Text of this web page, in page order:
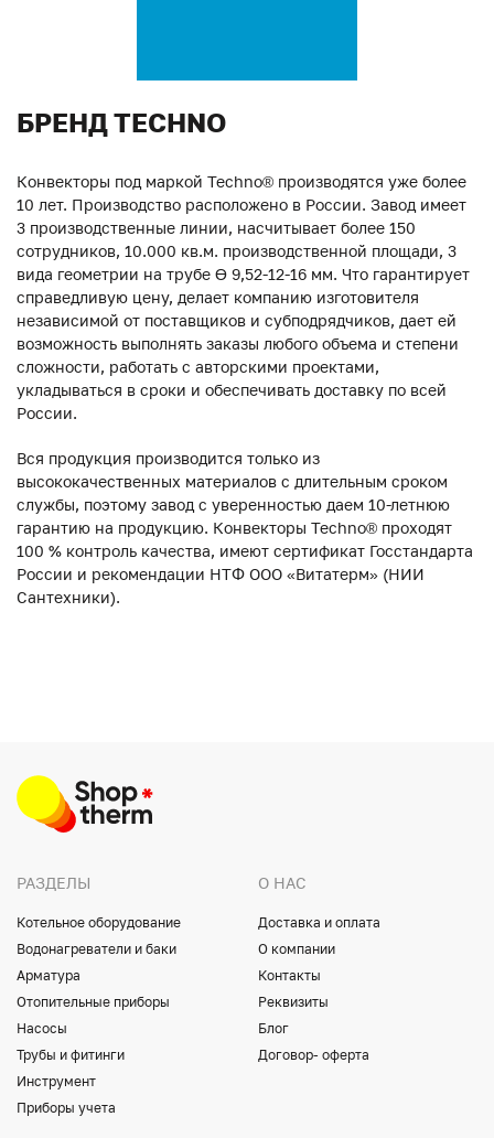
БРЕНД TECHNO
Конвекторы под маркой Techno® производятся уже более
10 лет. Производство расположено в России. Завод имеет
3 производственные линии, насчитывает более 150
сотрудников, 10.000 кв.м. производственной площади, 3
вида геометрии на трубе ϴ 9,52-12-16 мм. Что гарантирует
справедливую цену, делает компанию изготовителя
независимой от поставщиков и субподрядчиков, дает ей
возможность выполнять заказы любого объема и степени
сложности, работать с авторскими проектами,
укладываться в сроки и обеспечивать доставку по всей
России.
Вся продукция производится только из
высококачественных материалов с длительным сроком
службы, поэтому завод с уверенностью даем 10-летнюю
гарантию на продукцию. Конвекторы Techno® проходят
100 % контроль качества, имеют сертификат Госстандарта
России и рекомендации НТФ ООО «Витатерм» (НИИ
Сантехники).
РАЗДЕЛЫ
Котельное оборудование
Водонагреватели и баки
Арматура
Отопительные приборы
Насосы
Трубы и фитинги
Инструмент
Приборы учета
О НАС
Доставка и оплата
О компании
Контакты
Реквизиты
Блог
Договор- оферта